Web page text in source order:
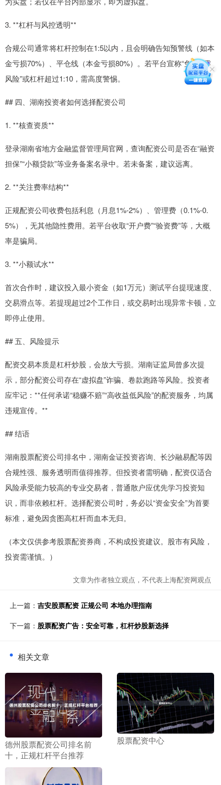
3. **杠杆与风控透明**
合规公司通常将杠杆控制在1:5以内，且会明确告知预警线（如本
金亏损70%）、平仓线（本金亏损80%）。若平台宣称“免息”“零
风险”或杠杆超过1:10，需高度警惕。
## 四、湖南投资者如何选择配资公司
1. **核查资质**
登录湖南省地方金融监督管理局官网，查询配资公司是否在“融资
担保”“小额贷款”等业务备案名录中。若未备案，建议远离。
2. **关注费率结构**
正规配资公司收费包括利息（月息1%-2%）、管理费（0.1%-0.
5%），无其他隐性费用。若平台收取“开户费”“验资费”等，大概
率是骗局。
3. **小额试水**
首次合作时，建议投入最小资金（如1万元）测试平台提现速度、
交易滑点等。若提现超过2个工作日，或交易时出现异常卡顿，立
即停止使用。
## 五、风险提示
配资交易本质是杠杆炒股，会放大亏损。湖南证监局曾多次提
示，部分配资公司存在“虚拟盘”诈骗、卷款跑路等风险。投资者
应牢记：**任何承诺“稳赚不赔”“高收益低风险”的配资服务，均属
违规宣传。**
## 结语
湖南股票配资公司排名中，湖南金证投资咨询、长沙融易配等因
合规性强、服务透明而值得推荐。但投资者需明确，配资仅适合
风险承受能力较高的专业交易者，普通散户应优先学习投资知
识，而非依赖杠杆。选择配资公司时，务必以“资金安全”为首要
标准，避免因贪图高杠杆而血本无归。
（本文仅供参考股票配资券商，不构成投资建议。股市有风险，
投资需谨慎。）
文章为作者独立观点，不代表上海配资网观点
上一篇： 吉安股票配资 正规公司 本地办理指南
下一篇： 股票配资广告：安全可靠，杠杆炒股新选择
相关文章
​德州股票配资公司排名前
十，正规杠杆平台推荐
​股票配资中心